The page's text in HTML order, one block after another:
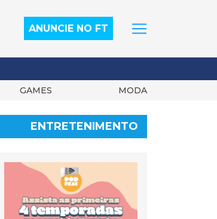
ANUNCIE NO FT
GAMES MODA
ENTRETENIMENTO